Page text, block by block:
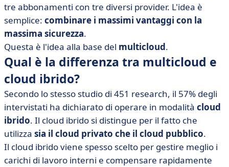
tre abbonamenti con tre diversi provider. L'idea è
semplice: combinare i massimi vantaggi con la
massima sicurezza.
Questa è l'idea alla base del multicloud.
Qual è la differenza tra multicloud e
cloud ibrido?
Secondo lo stesso studio di 451 research, il 57% degli
intervistati ha dichiarato di operare in modalità cloud
ibrido. Il cloud ibrido si distingue per il fatto che
utilizza sia il cloud privato che il cloud pubblico.
Il cloud ibrido viene spesso scelto per gestire meglio i
carichi di lavoro interni e compensare rapidamente